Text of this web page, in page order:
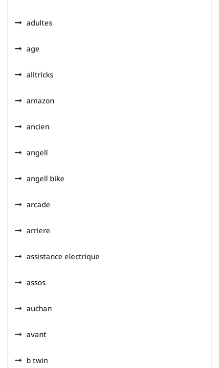
adultes
age
alltricks
amazon
ancien
angell
angell bike
arcade
arriere
assistance electrique
assos
auchan
avant
b twin